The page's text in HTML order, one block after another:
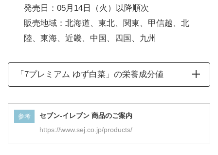
発売日：05月14日（火）以降順次
販売地域：北海道、東北、関東、甲信越、北
陸、東海、近畿、中国、四国、九州
「7プレミアム ゆず白菜」の栄養成分値
参考 セブン-イレブン 商品のご案内
https://www.sej.co.jp/products/